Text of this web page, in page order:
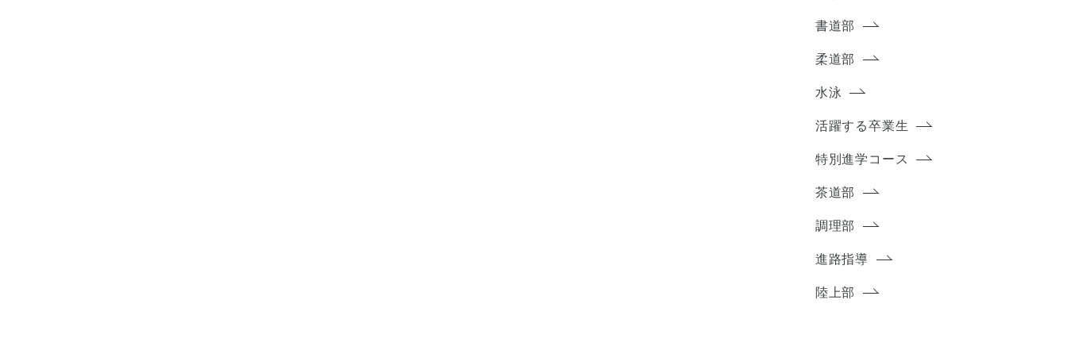
書道部
柔道部
水泳
活躍する卒業生
特別進学コース
茶道部
調理部
進路指導
陸上部